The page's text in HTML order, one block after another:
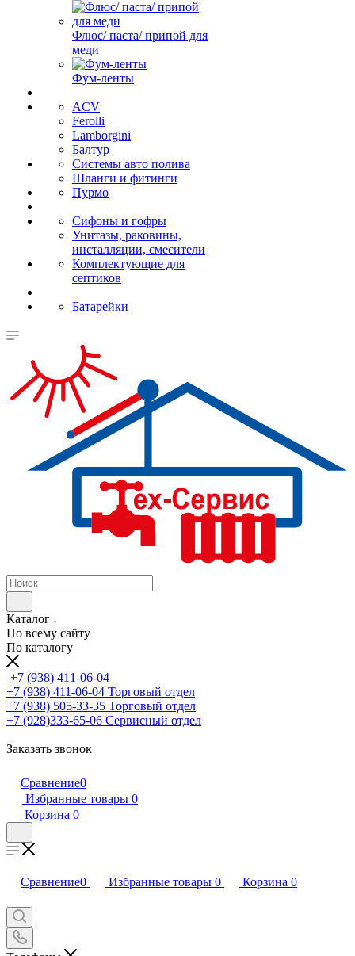
Флюс/ паста/ припой для
меди
Фум-ленты
ACV
Ferolli
Lamborgini
Балтур
Системы авто полива
Шланги и фитинги
Пурмо
Сифоны и гофры
Унитазы, раковины,
инсталляции, смесители
Комплектующие для
септиков
Батарейки
Каталог
По всему сайту
По каталогу
+7 (938) 411-06-04
+7 (938) 411-06-04 Торговый отдел
+7 (938) 505-33-35 Торговый отдел
+7 (928)333-65-06 Сервисный отдел
Заказать звонок
Сравнение0
Избранные товары 0
Корзина 0
Сравнение0 Избранные товары 0 Корзина 0